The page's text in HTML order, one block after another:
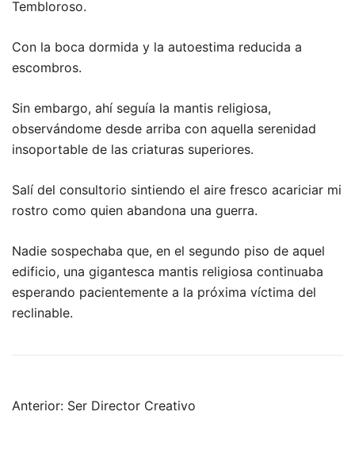
Tembloroso.
Con la boca dormida y la autoestima reducida a
escombros.
Sin embargo, ahí seguía la mantis religiosa,
observándome desde arriba con aquella serenidad
insoportable de las criaturas superiores.
Salí del consultorio sintiendo el aire fresco acariciar mi
rostro como quien abandona una guerra.
Nadie sospechaba que, en el segundo piso de aquel
edificio, una gigantesca mantis religiosa continuaba
esperando pacientemente a la próxima víctima del
reclinable.
Navegación
Anterior: Ser Director Creativo